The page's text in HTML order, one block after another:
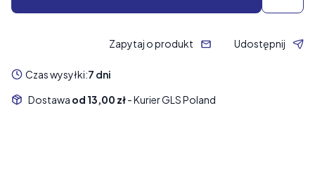
Zapytaj o produkt Udostępnij
Czas wysyłki:7 dni
Dostawa od 13,00 zł- Kurier GLS Poland